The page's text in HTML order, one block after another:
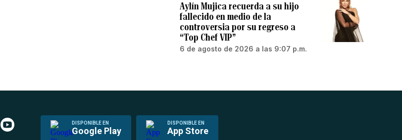
Aylín Mujica recuerda a su hijo
fallecido en medio de la
controversia por su regreso a
“Top Chef VIP”
6 de agosto de 2026 a las 9:07 p.m.
DISPONIBLE EN
Google Play
DISPONIBLE EN
App Store